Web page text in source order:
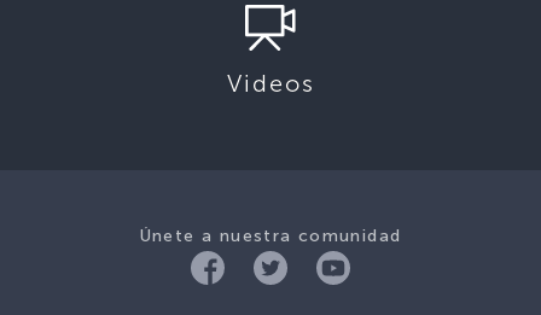
Videos
Únete a nuestra comunidad